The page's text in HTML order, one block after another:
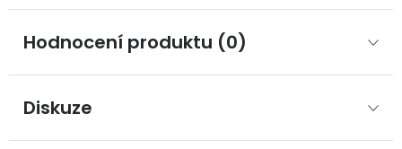
Hodnocení produktu (0)
Diskuze